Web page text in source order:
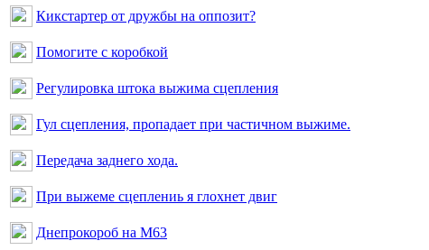
Кикстартер от дружбы на оппозит?
Помогите с коробкой
Регулировка штока выжима сцепления
Гул сцепления, пропадает при частичном выжиме.
Передача заднего хода.
При выжеме сцеплениь я глохнет двиг
Днепрокороб на М63